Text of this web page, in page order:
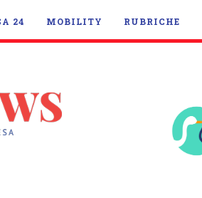
24 MOBILITY RUBRICHE